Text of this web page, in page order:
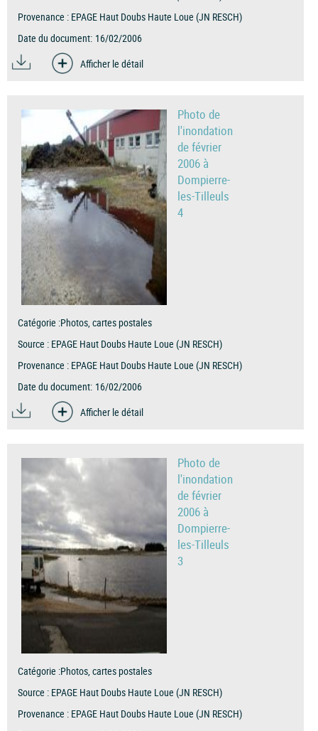
Provenance : EPAGE Haut Doubs Haute Loue (JN RESCH)
Date du document: 16/02/2006
Afficher le détail
Photo de
l'inondation
de février
2006 à
Dompierre-
les-Tilleuls
4
Catégorie :Photos, cartes postales
Source : EPAGE Haut Doubs Haute Loue (JN RESCH)
Provenance : EPAGE Haut Doubs Haute Loue (JN RESCH)
Date du document: 16/02/2006
Afficher le détail
Photo de
l'inondation
de février
2006 à
Dompierre-
les-Tilleuls
3
Catégorie :Photos, cartes postales
Source : EPAGE Haut Doubs Haute Loue (JN RESCH)
Provenance : EPAGE Haut Doubs Haute Loue (JN RESCH)